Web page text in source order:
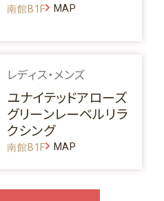
南館B1F MAP
レディス・メンズ
ユナイテッドアローズ
グリーンレーベルリラ
クシング
南館B1F MAP